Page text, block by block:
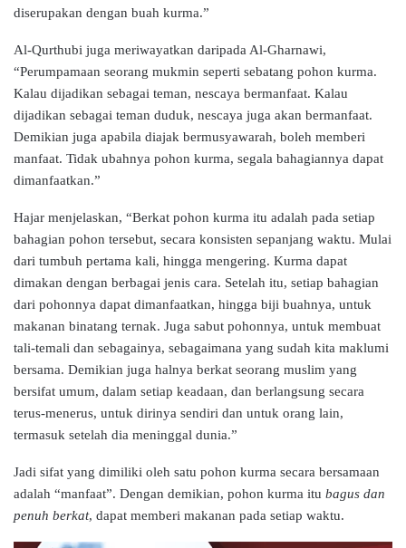
diserupakan dengan buah kurma.”
Al-Qurthubi juga meriwayatkan daripada Al-Gharnawi,
“Perumpamaan seorang mukmin seperti sebatang pohon kurma.
Kalau dijadikan sebagai teman, nescaya bermanfaat. Kalau
dijadikan sebagai teman duduk, nescaya juga akan bermanfaat.
Demikian juga apabila diajak bermusyawarah, boleh memberi
manfaat. Tidak ubahnya pohon kurma, segala bahagiannya dapat
dimanfaatkan.”
Hajar menjelaskan, “Berkat pohon kurma itu adalah pada setiap
bahagian pohon tersebut, secara konsisten sepanjang waktu. Mulai
dari tumbuh pertama kali, hingga mengering. Kurma dapat
dimakan dengan berbagai jenis cara. Setelah itu, setiap bahagian
dari pohonnya dapat dimanfaatkan, hingga biji buahnya, untuk
makanan binatang ternak. Juga sabut pohonnya, untuk membuat
tali-temali dan sebagainya, sebagaimana yang sudah kita maklumi
bersama. Demikian juga halnya berkat seorang muslim yang
bersifat umum, dalam setiap keadaan, dan berlangsung secara
terus-menerus, untuk dirinya sendiri dan untuk orang lain,
termasuk setelah dia meninggal dunia.”
Jadi sifat yang dimiliki oleh satu pohon kurma secara bersamaan
adalah “manfaat”. Dengan demikian, pohon kurma itu bagus dan
penuh berkat, dapat memberi makanan pada setiap waktu.